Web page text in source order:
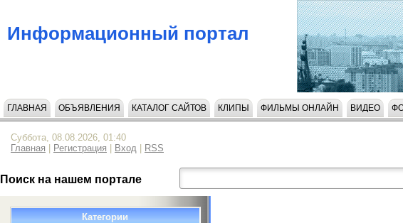
Информационный портал
ГЛАВНАЯ ОБЪЯВЛЕНИЯ КАТАЛОГ САЙТОВ КЛИПЫ ФИЛЬМЫ ОНЛАЙН ВИДЕО
Суббота, 08.08.2026, 01:40
Главная
Регистрация Вход RSS
Поиск на нашем портале
Категории